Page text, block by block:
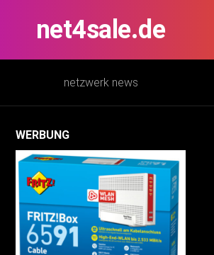
net4sale.de
netzwerk news
WERBUNG